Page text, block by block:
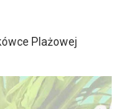
Plażowej